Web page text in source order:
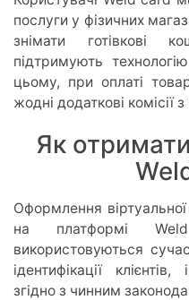
послуги у фізичних
знімати готівкові
підтримують
цьому, при оплаті
жодні додаткові комісії
Як
Оформлення
на платформі
використовуються
ідентифікації
згідно з чинним